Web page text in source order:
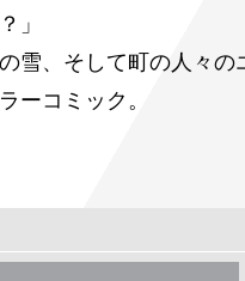
」
雪、そして町の人々の
ーコミック。